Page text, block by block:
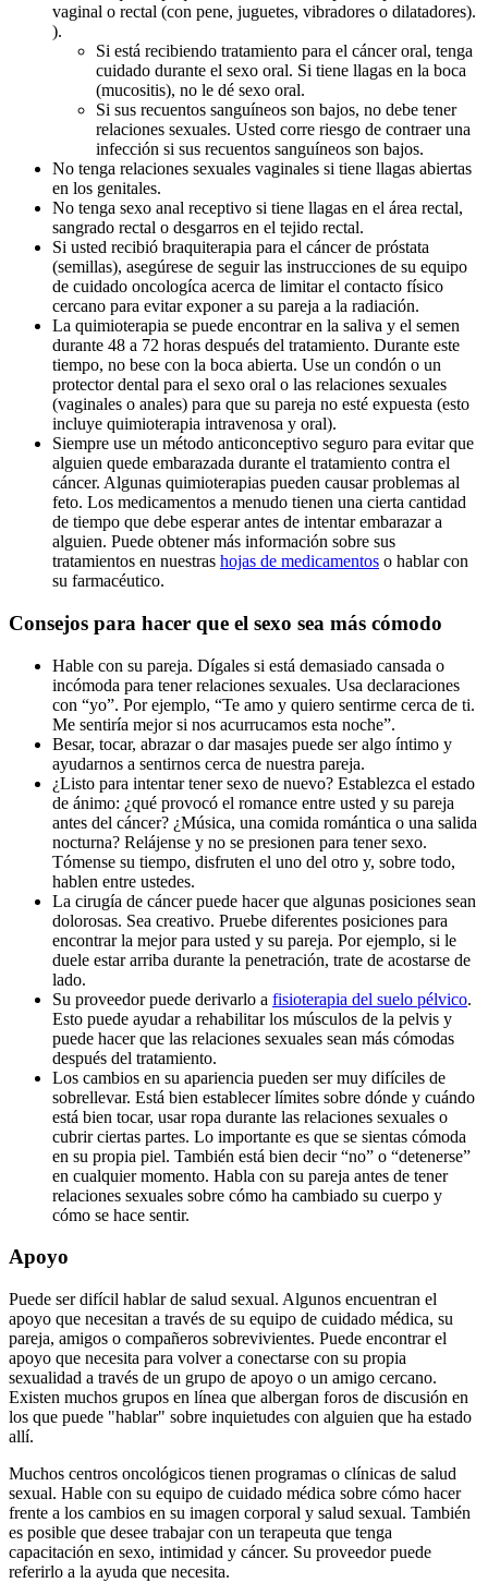
vaginal o rectal (con pene, juguetes, vibradores o dilatadores).
).
Si está recibiendo tratamiento para el cáncer oral, tenga
cuidado durante el sexo oral. Si tiene llagas en la boca
(mucositis), no le dé sexo oral.
Si sus recuentos sanguíneos son bajos, no debe tener
relaciones sexuales. Usted corre riesgo de contraer una
infección si sus recuentos sanguíneos son bajos.
No tenga relaciones sexuales vaginales si tiene llagas abiertas
en los genitales.
No tenga sexo anal receptivo si tiene llagas en el área rectal,
sangrado rectal o desgarros en el tejido rectal.
Si usted recibió braquiterapia para el cáncer de próstata
(semillas), asegúrese de seguir las instrucciones de su equipo
de cuidado oncologíca acerca de limitar el contacto físico
cercano para evitar exponer a su pareja a la radiación.
La quimioterapia se puede encontrar en la saliva y el semen
durante 48 a 72 horas después del tratamiento. Durante este
tiempo, no bese con la boca abierta. Use un condón o un
protector dental para el sexo oral o las relaciones sexuales
(vaginales o anales) para que su pareja no esté expuesta (esto
incluye quimioterapia intravenosa y oral).
Siempre use un método anticonceptivo seguro para evitar que
alguien quede embarazada durante el tratamiento contra el
cáncer. Algunas quimioterapias pueden causar problemas al
feto. Los medicamentos a menudo tienen una cierta cantidad
de tiempo que debe esperar antes de intentar embarazar a
alguien. Puede obtener más información sobre sus
tratamientos en nuestras hojas de medicamentos o hablar con
su farmacéutico.
Consejos para hacer que el sexo sea más cómodo
Hable con su pareja. Dígales si está demasiado cansada o
incómoda para tener relaciones sexuales. Usa declaraciones
con “yo”. Por ejemplo, “Te amo y quiero sentirme cerca de ti.
Me sentiría mejor si nos acurrucamos esta noche”.
Besar, tocar, abrazar o dar masajes puede ser algo íntimo y
ayudarnos a sentirnos cerca de nuestra pareja.
¿Listo para intentar tener sexo de nuevo? Establezca el estado
de ánimo: ¿qué provocó el romance entre usted y su pareja
antes del cáncer? ¿Música, una comida romántica o una salida
nocturna? Relájense y no se presionen para tener sexo.
Tómense su tiempo, disfruten el uno del otro y, sobre todo,
hablen entre ustedes.
La cirugía de cáncer puede hacer que algunas posiciones sean
dolorosas. Sea creativo. Pruebe diferentes posiciones para
encontrar la mejor para usted y su pareja. Por ejemplo, si le
duele estar arriba durante la penetración, trate de acostarse de
lado.
Su proveedor puede derivarlo a fisioterapia del suelo pélvico.
Esto puede ayudar a rehabilitar los músculos de la pelvis y
puede hacer que las relaciones sexuales sean más cómodas
después del tratamiento.
Los cambios en su apariencia pueden ser muy difíciles de
sobrellevar. Está bien establecer límites sobre dónde y cuándo
está bien tocar, usar ropa durante las relaciones sexuales o
cubrir ciertas partes. Lo importante es que se sientas cómoda
en su propia piel. También está bien decir “no” o “detenerse”
en cualquier momento. Habla con su pareja antes de tener
relaciones sexuales sobre cómo ha cambiado su cuerpo y
cómo se hace sentir.
Apoyo
Puede ser difícil hablar de salud sexual. Algunos encuentran el
apoyo que necesitan a través de su equipo de cuidado médica, su
pareja, amigos o compañeros sobrevivientes. Puede encontrar el
apoyo que necesita para volver a conectarse con su propia
sexualidad a través de un grupo de apoyo o un amigo cercano.
Existen muchos grupos en línea que albergan foros de discusión en
los que puede "hablar" sobre inquietudes con alguien que ha estado
allí.
Muchos centros oncológicos tienen programas o clínicas de salud
sexual. Hable con su equipo de cuidado médica sobre cómo hacer
frente a los cambios en su imagen corporal y salud sexual. También
es posible que desee trabajar con un terapeuta que tenga
capacitación en sexo, intimidad y cáncer. Su proveedor puede
referirlo a la ayuda que necesita.